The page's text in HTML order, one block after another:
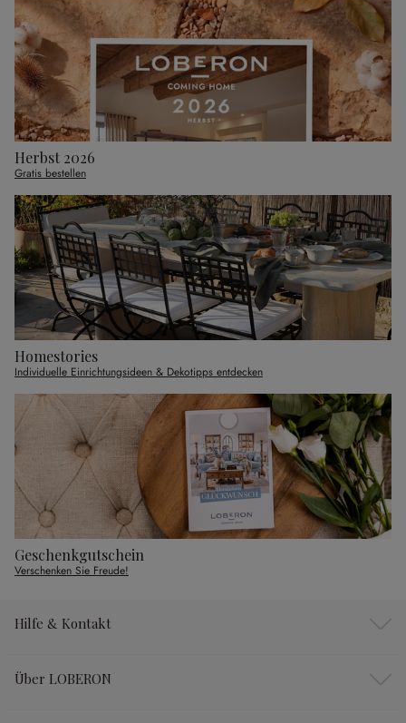
Herbst 2026
Gratis bestellen
Homestories
Individuelle Einrichtungsideen & Dekotipps entdecken
Geschenkgutschein
Verschenken Sie Freude!
Hilfe & Kontakt
Über LOBERON